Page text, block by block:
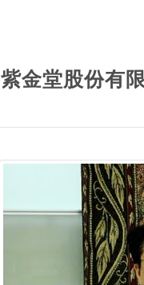
紫金堂股份有